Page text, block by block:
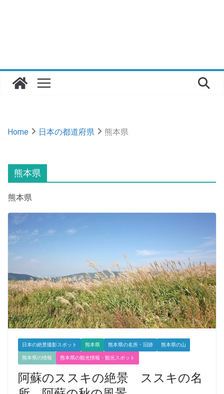
Home 日本の都道府県 熊本県
熊本県
熊本県
日本の絶景撮影スポット 熊本県 熊本県の名所・旧跡 熊本県の山
熊本県の情報 熊本県の観光情報・観光スポット
阿蘇のススキの絶景 ススキの名